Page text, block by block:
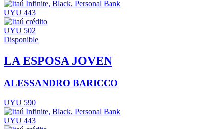
UYU 443
UYU 502
Disponible
LA ESPOSA JOVEN
ALESSANDRO BARICCO
UYU 590
UYU 443